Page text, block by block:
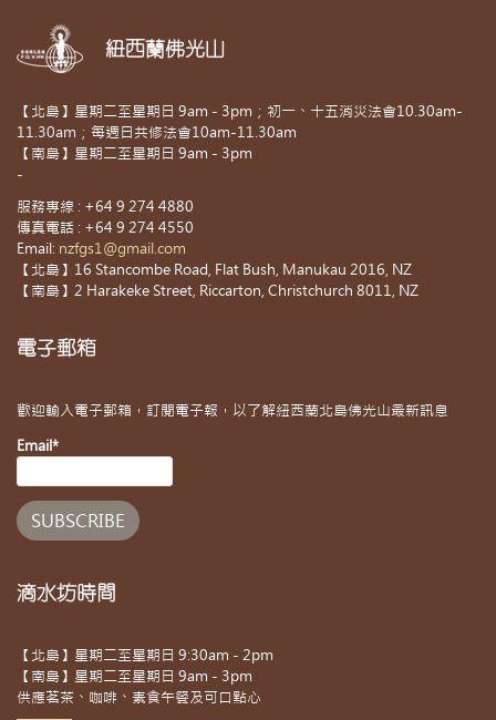
紐西蘭佛光山
【北島】星期二至星期日 9am - 3pm；初一、十五消災法會10.30am-
11.30am；每週日共修法會10am-11.30am
【南島】星期二至星期日 9am - 3pm
-
服務專線 : +64 9 274 4880
傳真電話 : +64 9 274 4550
Email: nzfgs1@gmail.com
【北島】16 Stancombe Road, Flat Bush, Manukau 2016, NZ
【南島】2 Harakeke Street, Riccarton, Christchurch 8011, NZ
電子郵箱
歡迎輸入電子郵箱，訂閱電子報，以了解紐西蘭北島佛光山最新訊息
Email*
滴水坊時間
【北島】星期二至星期日 9:30am - 2pm
【南島】星期二至星期日 9am - 3pm
供應茗茶、咖啡、素食午餐及可口點心